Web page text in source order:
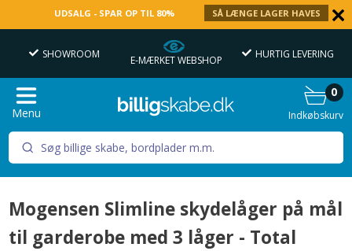
UDSALG - SPAR OP TIL 80% SÅ LÆNGE LAGER HAVES
SHOWROOM E-MÆRKET WEBSHOP HURTIG LEVERING
Menu Indkøbskurv
0
Mogensen Slimline skydelåger på mål
til garderobe med 3 låger - Total